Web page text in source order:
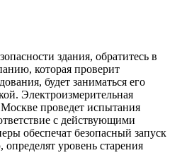
здания, обратитесь в
которая проверит
будет заниматься его
Электроизмерительная
проведет испытания
с действующими
обеспечат безопасный запуск
уровень старения